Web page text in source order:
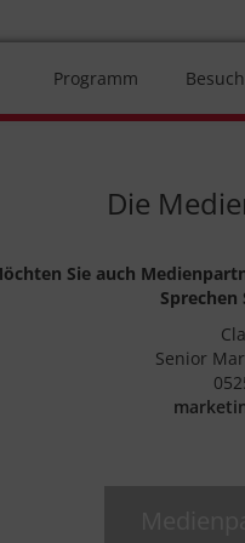
Programm
Die
Sie auch
Sprechen
Senior